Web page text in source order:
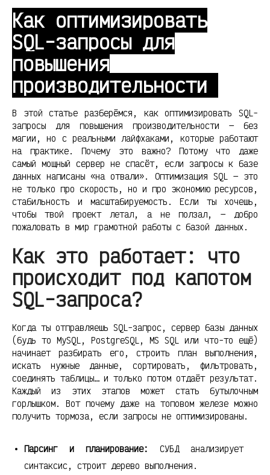
Как оптимизировать
SQL-запросы для
повышения
производительности
В этой статье разберёмся, как оптимизировать SQL-
запросы для повышения производительности — без
магии, но с реальными лайфхаками, которые работают
на практике. Почему это важно? Потому что даже
самый мощный сервер не спасёт, если запросы к базе
данных написаны «на отвали». Оптимизация SQL — это
не только про скорость, но и про экономию ресурсов,
стабильность и масштабируемость. Если ты хочешь,
чтобы твой проект летал, а не ползал, — добро
пожаловать в мир грамотной работы с базой данных.
Как это работает: что
происходит под капотом
SQL-запроса?
Когда ты отправляешь SQL-запрос, сервер базы данных
(будь то MySQL, PostgreSQL, MS SQL или что-то ещё)
начинает разбирать его, строить план выполнения,
искать нужные данные, сортировать, фильтровать,
соединять таблицы… и только потом отдаёт результат.
Каждый из этих этапов может стать бутылочным
горлышком. Вот почему даже на топовом железе можно
получить тормоза, если запросы не оптимизированы.
Парсинг и планирование: СУБД анализирует
синтаксис, строит дерево выполнения.